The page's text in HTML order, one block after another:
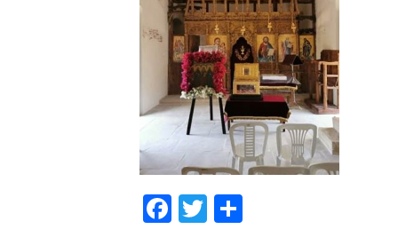
Facebook
Twitter